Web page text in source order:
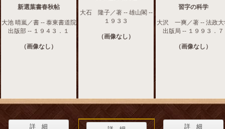
新選葉書春秋帖
大池 晴嵐／書 -- 泰東書道院
出版部 -- １９４３．１
（画像なし）
大石 隆子／著 -- 雄山閣 --
１９３３
（画像なし）
習字の科学
大沢 一爽／著 -- 法政大
出版局 -- １９９３．７
（画像なし）
詳 細 詳 細